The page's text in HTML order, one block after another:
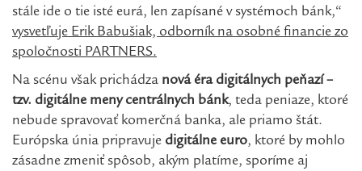
stále ide o tie isté eurá, len zapísané v systémoch bánk,“
vysvetľuje Erik Babušiak, odborník na osobné financie zo
spoločnosti PARTNERS.
Na scénu však prichádza nová éra digitálnych peňazí –
tzv. digitálne meny centrálnych bánk, teda peniaze, ktoré
nebude spravovať komerčná banka, ale priamo štát.
Európska únia pripravuje digitálne euro, ktoré by mohlo
zásadne zmeniť spôsob, akým platíme, sporíme aj